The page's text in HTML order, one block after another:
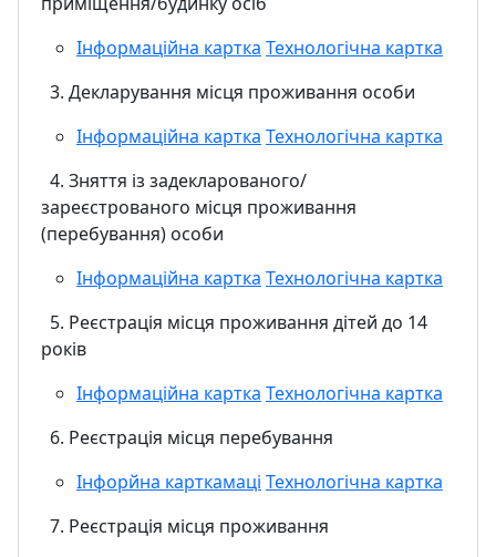
Інформаційна картка Технологічна картка
3. Декларування місця проживання особи
Інформаційна картка Технологічна картка
4. Зняття із задекларованого/
зареєстрованого місця проживання
(перебування) особи
Інформаційна картка Технологічна картка
5. Реєстрація місця проживання дітей до 14
років
Інформаційна картка Технологічна картка
6. Реєстрація місця перебування
Інфорйна карткамаці Технологічна картка
7. Реєстрація місця проживання